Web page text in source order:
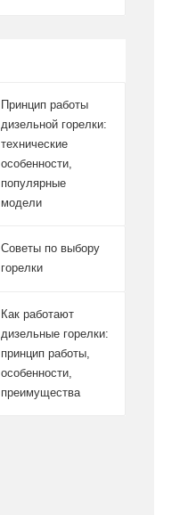
Принцип работы
дизельной горелки:
технические
особенности,
популярные
модели
Советы по выбору
горелки
Как работают
дизельные горелки:
принцип работы,
особенности,
преимущества